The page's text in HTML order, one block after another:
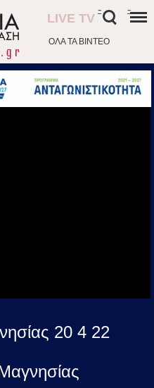
ΟΛΑ ΤΑ ΒΙΝΤΕΟ
LIVE TV
- -
20 4 22